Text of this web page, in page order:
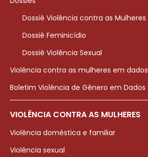
Dossiê Violência contra as Mulheres
Dossiê Feminicídio
Dossiê Violência Sexual
Violência contra as mulheres em dados
Boletim Violência de Gênero em Dados
VIOLÊNCIA CONTRA AS MULHERES
Violência doméstica e familiar
Violência sexual